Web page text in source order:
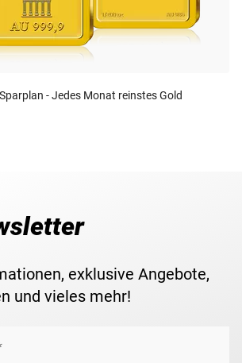
- Jedes Monat reinstes Gold
exklusive Angebote,
und vieles mehr!